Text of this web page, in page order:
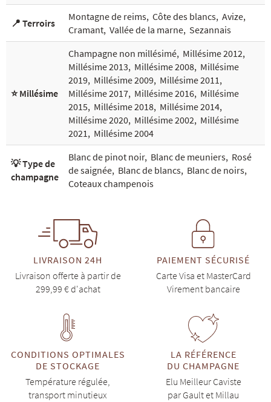
📍 Terroirs
Montagne de reims, Côte des blancs, Avize,
Cramant, Vallée de la marne, Sezannais
⭐ Millésime
Champagne non millésimé, Millésime 2012,
Millésime 2013, Millésime 2008, Millésime
2019, Millésime 2009, Millésime 2011,
Millésime 2017, Millésime 2016, Millésime
2015, Millésime 2018, Millésime 2014,
Millésime 2020, Millésime 2002, Millésime
2021, Millésime 2004
💡 Type de
champagne
Blanc de pinot noir, Blanc de meuniers, Rosé
de saignée, Blanc de blancs, Blanc de noirs,
Coteaux champenois
LIVRAISON 24H
Livraison offerte à partir de
299,99 € d'achat
PAIEMENT SÉCURISÉ
Carte Visa et MasterCard
Virement bancaire
CONDITIONS OPTIMALES
DE STOCKAGE
Température régulée,
transport minutieux
LA RÉFÉRENCE
DU CHAMPAGNE
Elu Meilleur Caviste
par Gault et Millau